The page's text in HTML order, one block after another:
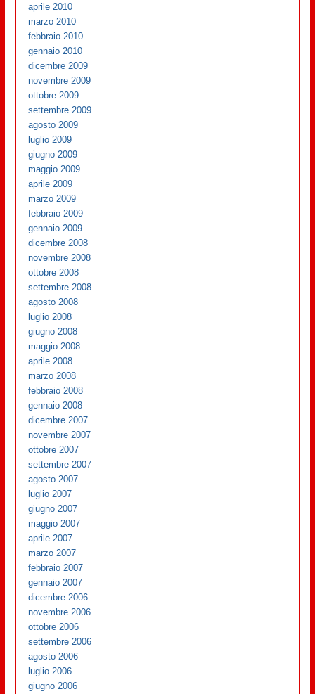
aprile 2010
marzo 2010
febbraio 2010
gennaio 2010
dicembre 2009
novembre 2009
ottobre 2009
settembre 2009
agosto 2009
luglio 2009
giugno 2009
maggio 2009
aprile 2009
marzo 2009
febbraio 2009
gennaio 2009
dicembre 2008
novembre 2008
ottobre 2008
settembre 2008
agosto 2008
luglio 2008
giugno 2008
maggio 2008
aprile 2008
marzo 2008
febbraio 2008
gennaio 2008
dicembre 2007
novembre 2007
ottobre 2007
settembre 2007
agosto 2007
luglio 2007
giugno 2007
maggio 2007
aprile 2007
marzo 2007
febbraio 2007
gennaio 2007
dicembre 2006
novembre 2006
ottobre 2006
settembre 2006
agosto 2006
luglio 2006
giugno 2006